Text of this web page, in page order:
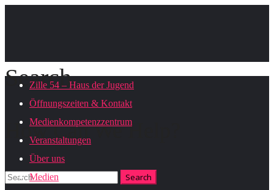
Search
How Can We Help?
Zille 54 – Haus der Jugend
Öffnungszeiten & Kontakt
Medienkompetenzzentrum
Veranstaltungen
Über uns
Medien